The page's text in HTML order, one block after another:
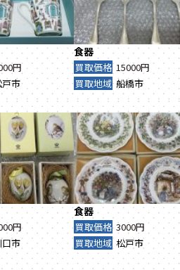
円
市
食器
買取価格 15000円
買取地域 船橋市
円
口市
食器
買取価格 3000円
買取地域 松戸市